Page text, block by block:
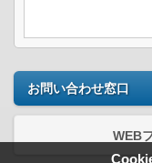
お問い合わせ窓口
WEB